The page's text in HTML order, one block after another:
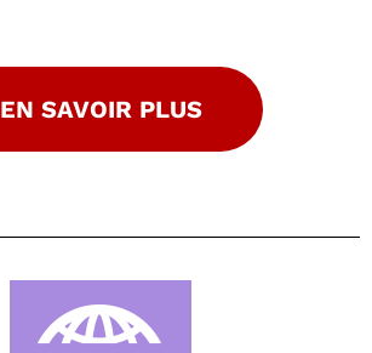
EN SAVOIR PLUS